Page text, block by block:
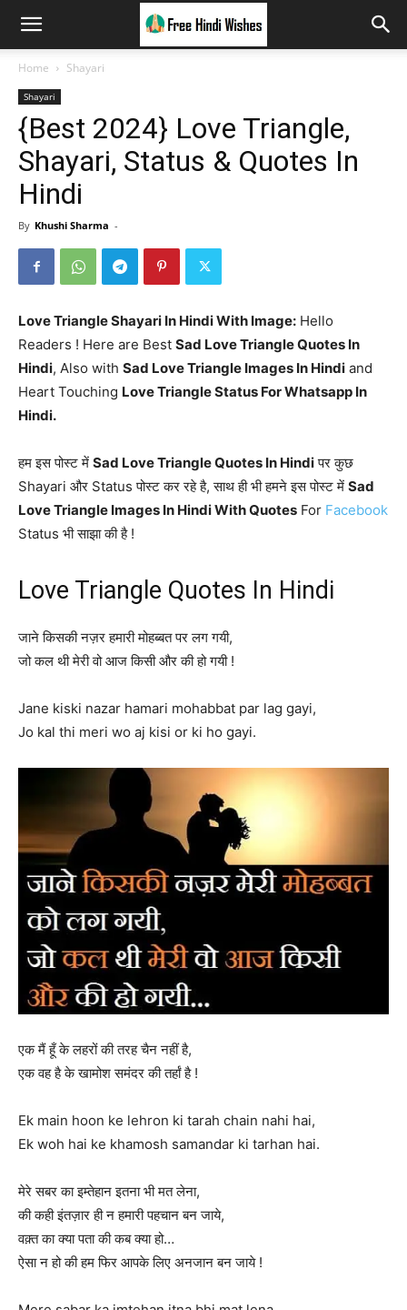
Home Shayari
Shayari
{Best 2024} Love Triangle,
Shayari, Status & Quotes In
Hindi
By Khushi Sharma -
Love Triangle Shayari In Hindi With Image: Hello
Readers ! Here are Best Sad Love Triangle Quotes In
Hindi, Also with Sad Love Triangle Images In Hindi and
Heart Touching Love Triangle Status For Whatsapp In
Hindi.
हम इस पोस्ट में Sad Love Triangle Quotes In Hindiपर कुछ
Shayari और Status पोस्ट कर रहे है, साथ ही भी हमने इस पोस्ट में Sad
Love Triangle Images In Hindi With Quotes For Facebook
Status भी साझा की है !
Love Triangle Quotes In Hindi
जाने किसकी नज़र हमारी मोहब्बत पर लग गयी,
जो कल थी मेरी वो आज किसी और की हो गयी !
Jane kiski nazar hamari mohabbat par lag gayi,
Jo kal thi meri wo aj kisi or ki ho gayi.
एक मैं हूँ के लहरों की तरह चैन नहीं है,
एक वह है के खामोश समंदर की तर्हां है !
Ek main hoon ke lehron ki tarah chain nahi hai,
Ek woh hai ke khamosh samandar ki tarhan hai.
मेरे सबर का इम्तेहान इतना भी मत लेना,
की कही इंतज़ार ही न हमारी पहचान बन जाये,
वक़्त का क्या पता की कब क्या हो…
ऐसा न हो की हम फिर आपके लिए अनजान बन जाये !